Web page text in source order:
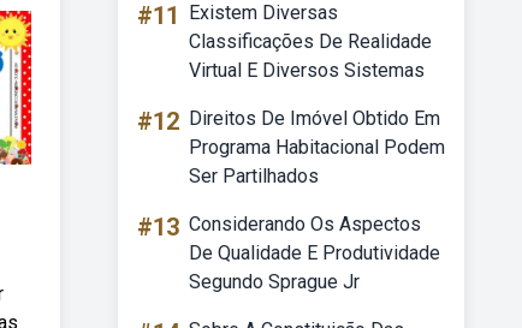
#11
Existem Diversas
Classificações De Realidade
Virtual E Diversos Sistemas
#12 Direitos De Imóvel Obtido Em
Programa Habitacional Podem
Ser Partilhados
#13 Considerando Os Aspectos
De Qualidade E Produtividade
Segundo Sprague Jr